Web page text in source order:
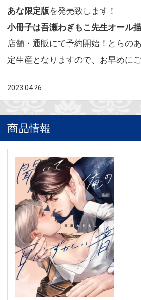
あな限定版を発売致します！
小冊子は吾瀬わぎもこ先生オール
店舗・通販にて予約開始！とらの
定生産となりますので、お早めに
2023.04.26
商品情報